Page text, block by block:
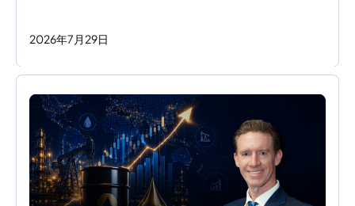
2026年7 月 29日